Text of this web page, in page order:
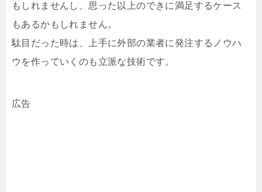
もしれませんし、思った以上のできに満足するケース
もあるかもしれません。
駄目だった時は、上手に外部の業者に発注するノウハ
ウを作っていくのも立派な技術です。
広告